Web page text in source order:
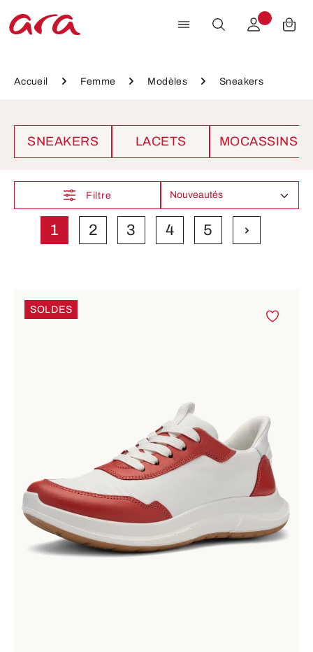
Passer au contenu principal
Accueil Femme Modèles Sneakers
SNEAKERS LACETS MOCASSINS
Page
1 Page
2 Page
3 Page
4 Page
5
Filtre
SOLDES